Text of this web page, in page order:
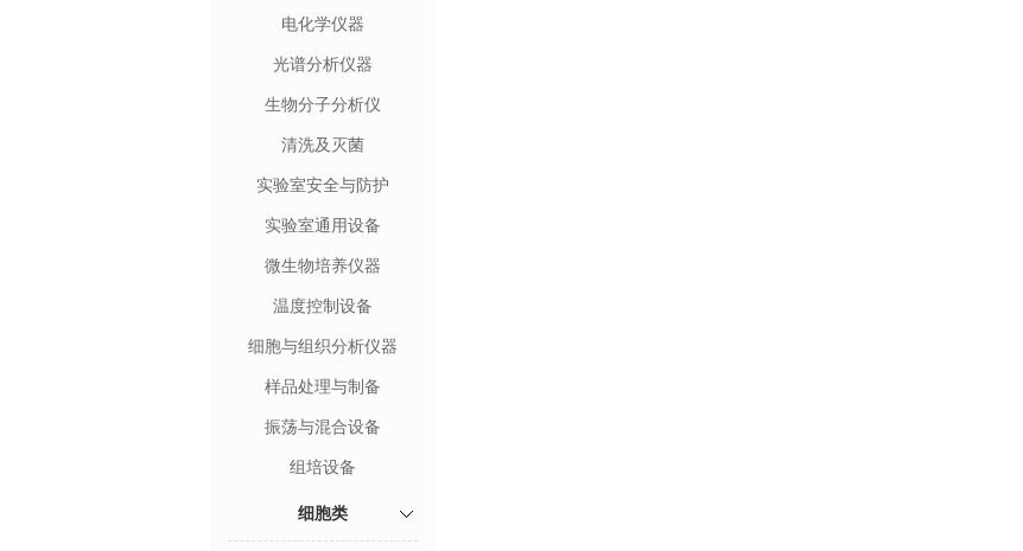
电化学仪器
光谱分析仪器
生物分子分析仪
清洗及灭菌
实验室安全与防护
实验室通用设备
微生物培养仪器
温度控制设备
细胞与组织分析仪器
样品处理与制备
振荡与混合设备
组培设备
细胞类